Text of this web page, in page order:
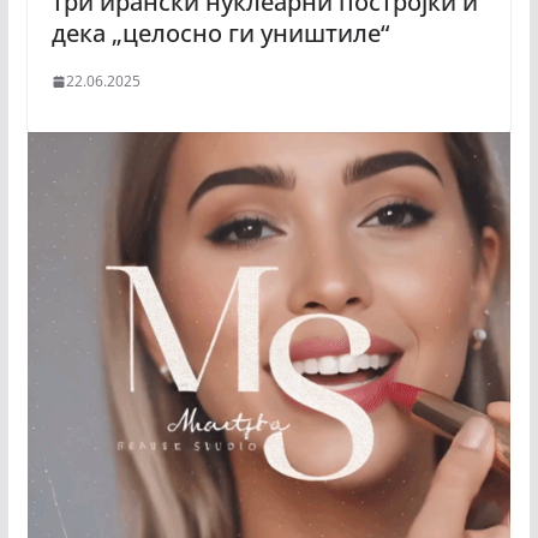
дека „целосно ги уништиле“
22.06.2025